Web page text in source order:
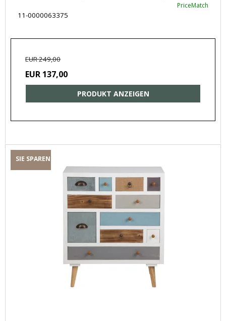
PriceMatch
11-0000063375
EUR 249,00
EUR 137,00
PRODUKT ANZEIGEN
SIE SPAREN